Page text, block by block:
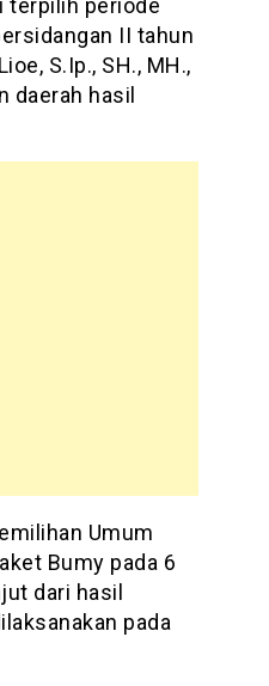
terpilih periode
II tahun
S.Ip., SH., MH.,
daerah hasil
Umum
Bumy pada 6
dari hasil
pada